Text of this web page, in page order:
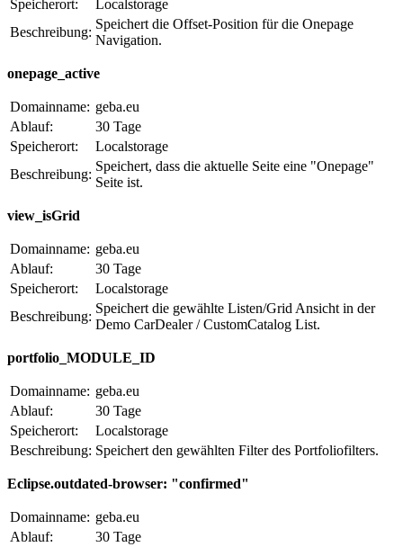
Speicherort:
Localstorage
Beschreibung:
Speichert die Offset-Position für die Onepage
Navigation.
onepage_active
Domainname: geba.eu
Ablauf:
30 Tage
Speicherort:
Localstorage
Beschreibung:
Speichert, dass die aktuelle Seite eine "Onepage"
Seite ist.
view_isGrid
Domainname: geba.eu
Ablauf:
30 Tage
Speicherort:
Localstorage
Beschreibung:
Speichert die gewählte Listen/Grid Ansicht in der
Demo CarDealer / CustomCatalog List.
portfolio_MODULE_ID
Domainname: geba.eu
Ablauf:
30 Tage
Speicherort:
Localstorage
Beschreibung: Speichert den gewählten Filter des Portfoliofilters.
Eclipse.outdated-browser: "confirmed"
Domainname: geba.eu
Ablauf:
30 Tage